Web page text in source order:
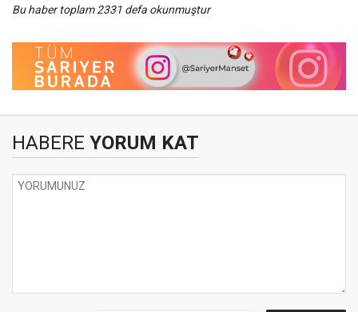
Bu haber toplam 2331 defa okunmuştur
HABERE YORUM KAT